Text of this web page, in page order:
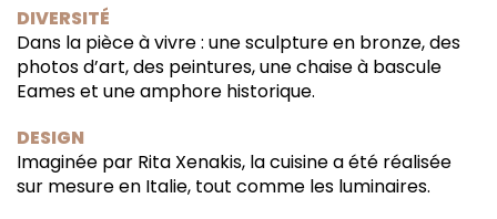
DIVERSITÉ
Dans la pièce à vivre : une sculpture en bronze, des
photos d’art, des peintures, une chaise à bascule
Eames et une amphore historique.
DESIGN
Imaginée par Rita Xenakis, la cuisine a été réalisée
sur mesure en Italie, tout comme les luminaires.